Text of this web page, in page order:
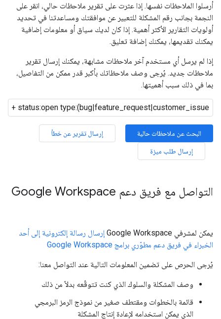
أرسلوا الملاحظات نفسها. إذا عثرت على تقرير ملاحظات حالي، انقر على
النجمة بجانب رقم المشكلة للتعبير عن موافقتك ومساعدتنا في تحديد
أولويات التقارير الأكثر أهمية. إذا كان لديك سياق أو معلومات إضافية
يمكنك تقديمها، يمكنك إضافة تعليق.
إذا لم يرسل أي مستخدم آخر ملاحظات مشابهة، يمكنك إرسال تقرير
ملاحظات جديد. يُرجى وصف ملاحظاتك بأكبر قدر ممكن من التفاصيل،
بما في ذلك سبب أهميتها.
البحث عن ملاحظات حالية
إرسال تقرير عن خطأ
إرسال طلب ميزة
التواصل مع فريق دعم Google Workspace
يمكن لمشرفي Google Workspace
إرسال رسالة إلكترونية إلى أحد
الخبراء في فريق دعم مطوّري برامج Google Workspace
يُرجى الحرص على تضمين المعلومات التالية عند التواصل معنا:
وصف المشكلة والسلوك الذي كنت تتوقّعه بدلاً من ذلك
قائمة بالخطوات ومقتطف صغير من نموذج الرمز البرمجي
الذي يمكن استخدامه لإعادة إنتاج المشكلة